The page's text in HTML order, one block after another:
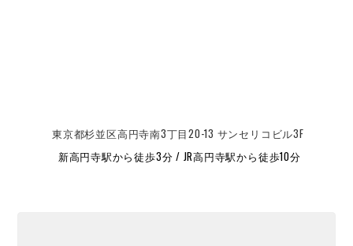
東京都杉並区高円寺南3丁目20-13 サンセリコビル3F
新高円寺駅から徒歩3分 / JR高円寺駅から徒歩10分